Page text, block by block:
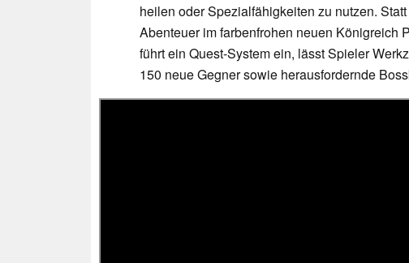
heilen oder Spezialfähigkeiten zu nutzen.
Abenteuer im farbenfrohen neuen Königreich
führt ein Quest-System ein, lässt Spieler
150 neue Gegner sowie herausfordernde